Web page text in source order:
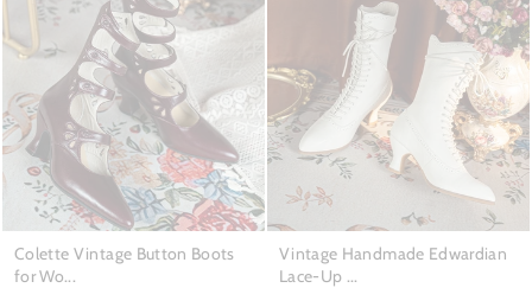
Colette Vintage Button Boots
for Wo...
Vintage Handmade Edwardian
Lace-Up ...